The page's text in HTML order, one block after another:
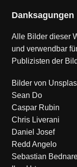
Danksagungen
Alle Bilder dieser
und verwendbar
Publizisten der
Bilder von
Sean Do
Caspar Rubin
Chris Liverani
Daniel Josef
Redd Angelo
Sebastian